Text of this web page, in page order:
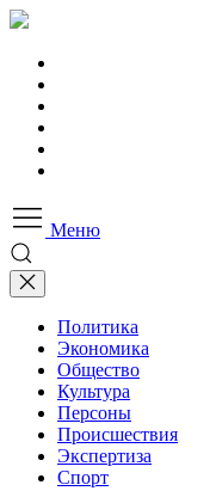
Меню
Политика
Экономика
Общество
Культура
Персоны
Происшествия
Экспертиза
Спорт